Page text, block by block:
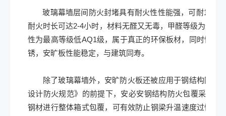
玻璃幕墙层间防火封堵具有耐火性性能强，可耐1200
耐火时长可达2-4小时，材料无醛又无毒，甲醛等级为最高
性为最高等级低AQ1级，属于真正的环保板材，同时性能
锈，安旷板性能稳定，与建筑同寿。
除了玻璃幕墙外，安旷防火板还被应用于钢结构防火
设计防火规范》的前提下，安必安钢结构防火包覆采用A
钢材进行整体箱式包覆，可有效防止钢梁升温速度过快，